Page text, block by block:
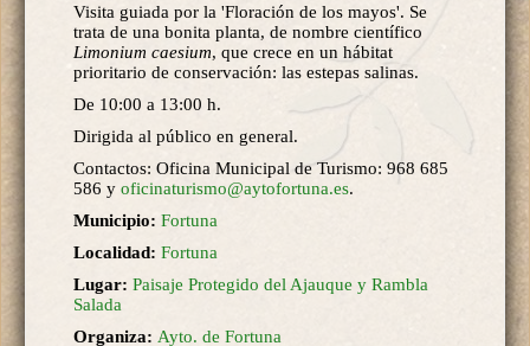
Visita guiada por la 'Floración de los mayos'. Se
trata de una bonita planta, de nombre científico
Limonium caesium, que crece en un hábitat
prioritario de conservación: las estepas salinas.
De 10:00 a 13:00 h.
Dirigida al público en general.
Contactos: Oficina Municipal de Turismo: 968 685
586 y oficinaturismo@aytofortuna.es.
Municipio: Fortuna
Localidad: Fortuna
Lugar: Paisaje Protegido del Ajauque y Rambla
Salada
Organiza: Ayto. de Fortuna